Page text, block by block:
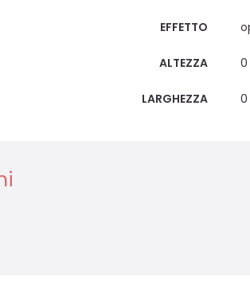
EFFETTO
ALTEZZA 0
LARGHEZZA 0